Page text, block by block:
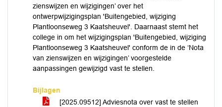
zienswijzen en wijzigingen’ over het
ontwerpwijzigingsplan 'Buitengebied, wijziging
Plantloonseweg 3 Kaatsheuvel'. Daarnaast stemt het
college in om het wijzigingsplan 'Buitengebied, wijziging
Plantloonseweg 3 Kaatsheuvel' conform de in de ‘Nota
van zienswijzen en wijzigingen’ voorgestelde
aanpassingen gewijzigd vast te stellen.
Bijlagen
[2025.09512] Adviesnota over vast te stellen